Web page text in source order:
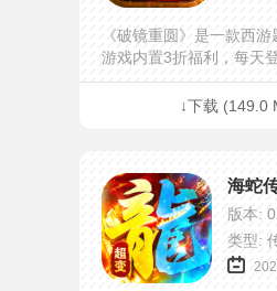
《破镜重圆》是一款西游
游戏内置3折福利，每天
648充值卡。本服融合主
法简单不烧脑，剧情丰富
情享受不一样的传奇战斗
↓下载 (149.0
海蛇
版本:
类型: